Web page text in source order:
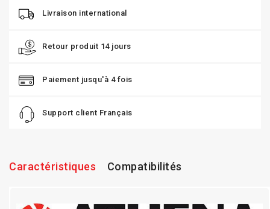
Livraison international
Retour produit 14 jours
Paiement jusqu'à 4 fois
Support client Français
Caractéristiques Compatibilités